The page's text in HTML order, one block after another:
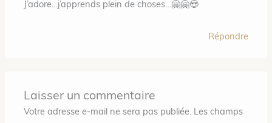
J’adore…j’apprends plein de choses…🤗🤗😍
Répondre
Laisser un commentaire
Votre adresse e-mail ne sera pas publiée. Les champs